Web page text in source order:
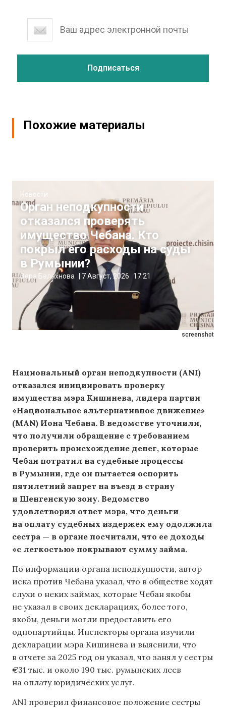
Похожие материалы
screenshot
Новости
Орган неподкупности
отказался проверять
имущество Чебана. Кто
покрыл его расходы на суды
в Румынии?
Вера Балахнова | 7 Август, 2026 17:21
Национальный орган неподкупности (ANI)
отказался инициировать проверку
имущества мэра Кишинева, лидера партии
«Национальное альтернативное движение»
(MAN) Иона Чебана. В ведомстве уточнили,
что получили обращение с требованием
проверить происхождение денег, которые
Чебан потратил на судебные процессы
в Румынии, где он пытается оспорить
пятилетний запрет на въезд в страну
и Шенгенскую зону. Ведомство
удовлетворил ответ мэра, что деньги
на оплату судебных издержек ему одолжила
сестра — в органе посчитали, что ее доходы
«с легкостью» покрывают сумму займа.
По информации органа неподкупности, автор
иска против Чебана указал, что в обществе ходят
слухи о неких займах, которые Чебан якобы
не указал в своих декларациях, более того,
якобы, деньги могли предоставить его
однопартийцы. Инспекторы органа изучили
декларации мэра Кишинева и выяснили, что
в отчете за 2025 год он указал, что занял у сестры
€31 тыс. и около 190 тыс. румынских леев
на оплату юридических услуг.
ANI проверил финансовое положение сестры